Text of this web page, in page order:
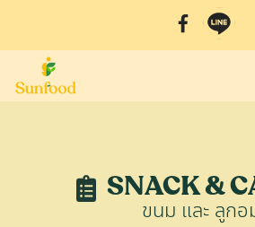
SNACK &
ขนม และ ลูกอ